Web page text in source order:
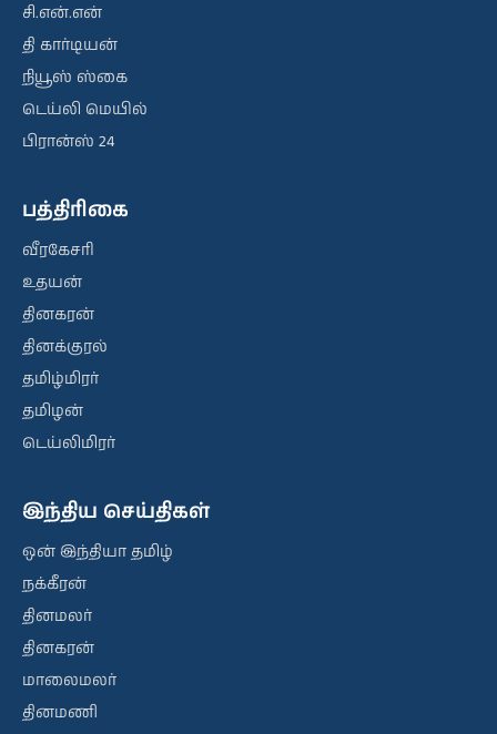
சி.என்.என்
தி கார்டியன்
நியூஸ் ஸ்கை
டெய்லி மெயில்
பிரான்ஸ் 24
பத்திரிகை
வீரகேசரி
உதயன்
தினகரன்
தினக்குரல்
தமிழ்மிரர்
தமிழன்
டெய்லிமிரர்
இந்திய செய்திகள்
ஒன் இந்தியா தமிழ்
நக்கீரன்
தினமலர்
தினகரன்
மாலைமலர்
தினமணி